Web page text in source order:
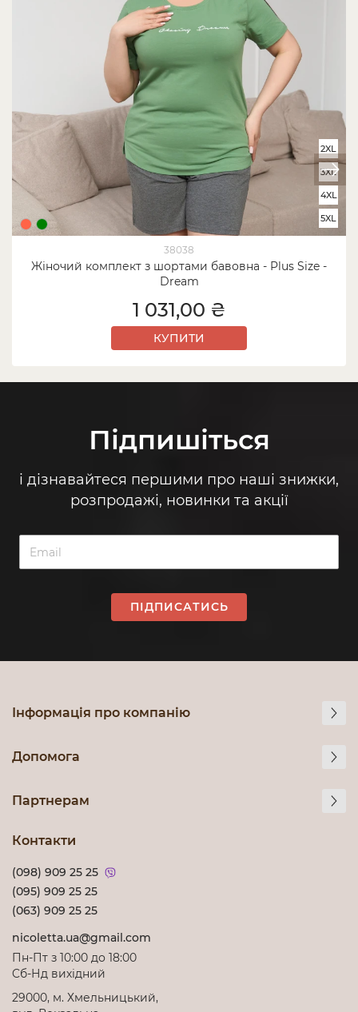
38038
Жіночий комплект з шортами бавовна - Plus Size -
Dream
2XL
3XL
4XL
5XL
1 031,00 ₴
КУПИТИ
Підпишіться
і дізнавайтеся першими про наші знижки,
розпродажі, новинки та акції
ПІДПИСАТИСЬ
Інформація про компанію
Допомога
Партнерам
Контакти
(098) 909 25 25
(095) 909 25 25
(063) 909 25 25
nicoletta.ua@gmail.com
Пн-Пт з 10:00 до 18:00
Cб-Нд вихідний
29000, м. Хмельницький,